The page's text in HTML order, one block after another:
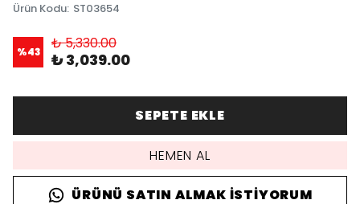
Ürün Kodu: ST03654
%43 ₺ 5,330.00
₺ 3,039.00
SEPETE EKLE
HEMEN AL
ÜRÜNÜ SATIN ALMAK İSTIYORUM